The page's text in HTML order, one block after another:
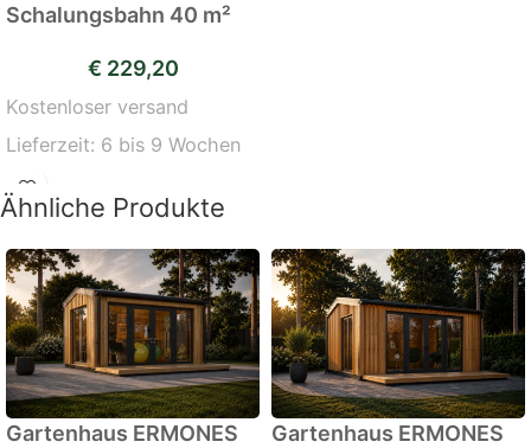
Schalungsbahn 40 m²
€ 229,20
Kostenloser versand
Lieferzeit: 6 bis 9 Wochen
Ähnliche Produkte
Gartenhaus ERMONES
Gartenhaus ERMONES